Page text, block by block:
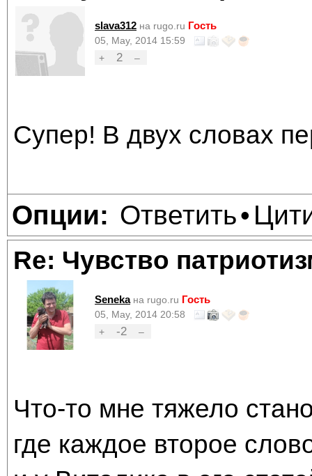
slava312 на rugo.ru Гость
05, May, 2014 15:59
+
2 –
Супер! В двух словах
Опции: Ответить•
Re: Чувство
Seneka на rugo.ru Гость
05, May, 2014 20:58
+
-2 –
Что-то мне тяжело
где каждое второе